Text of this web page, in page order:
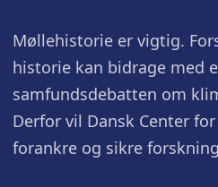
Møllehistorie er vigtig.
historie kan bidrage med
samfundsdebatten om
Derfor vil Dansk Center
forankre og sikre